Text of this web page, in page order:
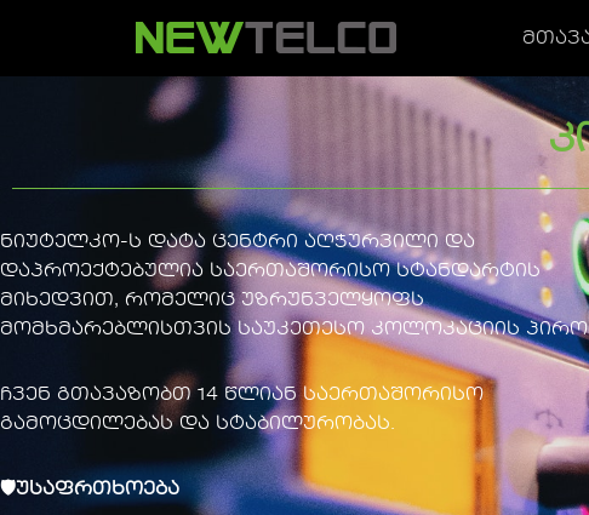
ნიუტელკო-ს დატა ცენტრი აღჭურვილი და
დაპროექტებულია საერთაშორისო სტანდარტის
მიხედვით, რომელიც უზრუნველყოფს
მომხმარებლისთვის საუკეთესო კოლოკაციის
ჩვენ გთავაზობთ 14 წლიან საერთაშორისო
გამოცდილებას და სტაბილურობას.
🛡უსაფრთხოება